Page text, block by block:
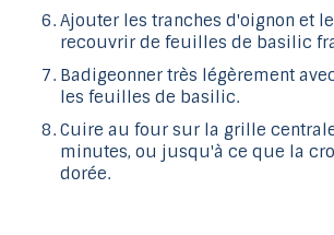
Ajouter les tranches d'oignon et
recouvrir de feuilles de basilic
Badigeonner très légèrement
les feuilles de basilic.
Cuire au four sur la grille
minutes, ou jusqu'à ce que la
dorée.